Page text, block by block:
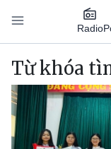
Nhảy đến nội dung
Radio
Main
Từ khóa